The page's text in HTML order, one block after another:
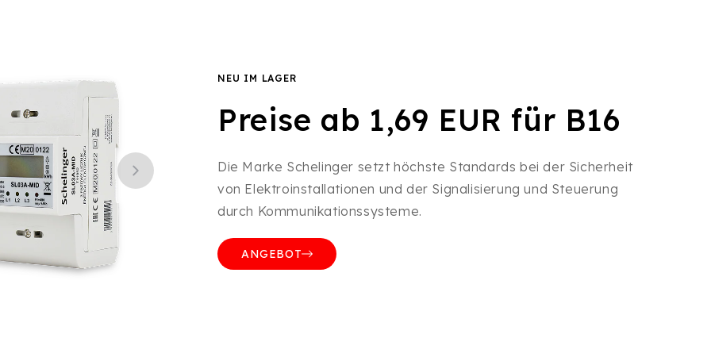
NEU IM LAGER
Preise ab 1,69 EUR für B16
Die Marke Schelinger setzt höchste Standards bei der Sicherheit
von Elektroinstallationen und der Signalisierung und Steuerung
durch Kommunikationssysteme.
ANGEBOT